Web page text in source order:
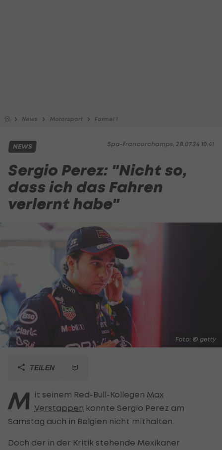
News Motorsport Formel 1
Spa-Francorchamps, 28.07.24 10:41
NEWS
Sergio Perez: "Nicht so,
dass ich das Fahren
verlernt habe"
Foto: © getty
TEILEN
M it seinem Red-Bull-Kollegen Max
Verstappen konnte Sergio Perez am
Samstag auch in Belgien nicht mithalten.
Doch der in der Kritik stehende Mexikaner